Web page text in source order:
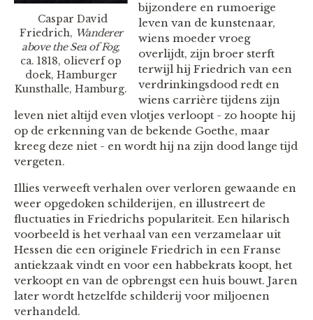
Caspar David
Friedrich, Wanderer
above the Sea of Fog,
ca. 1818, olieverf op
doek, Hamburger
Kunsthalle, Hamburg.
bijzondere en rumoerige
leven van de kunstenaar,
wiens moeder vroeg
overlijdt, zijn broer sterft
terwijl hij Friedrich van een
verdrinkingsdood redt en
wiens carrière tijdens zijn
leven niet altijd even vlotjes verloopt - zo hoopte hij
op de erkenning van de bekende Goethe, maar
kreeg deze niet - en wordt hij na zijn dood lange tijd
vergeten.
Illies verweeft verhalen over verloren gewaande en
weer opgedoken schilderijen, en illustreert de
fluctuaties in Friedrichs populariteit. Een hilarisch
voorbeeld is het verhaal van een verzamelaar uit
Hessen die een originele Friedrich in een Franse
antiekzaak vindt en voor een habbekrats koopt, het
verkoopt en van de opbrengst een huis bouwt. Jaren
later wordt hetzelfde schilderij voor miljoenen
verhandeld.